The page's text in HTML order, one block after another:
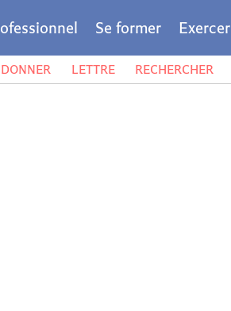
Se former Exercer
DONNER LETTRE RECHERCHER